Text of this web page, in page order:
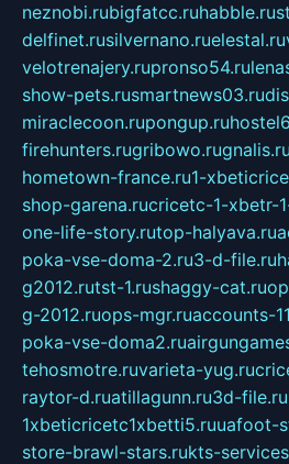
neznobi.rubigfatcc.ruhabble.ru
delfinet.rusilvernano.ruelestal.ru
velotrenajery.rupronso54.ru
show-pets.rusmartnews03.ru
miraclecoon.rupongup.ru
firehunters.rugribowo.rugnalis.ru
hometown-france.ru1-
shop-garena.rucricetc-1-xbetr-
one-life-story.rutop-halyava.ru
poka-vse-doma-2.ru3-d-file.ru
g2012.rutst-1.rushaggy-cat.ru
g-2012.ruops-mgr.ruaccounts-
poka-vse-doma2.ru
tehosmotre.ruvarieta-yug.ru
raytor-d.ruatillagunn.ru3d-file.ru
1xbeticricetc1xbetti5.ruuafoot-
store-brawl-stars.rukts-